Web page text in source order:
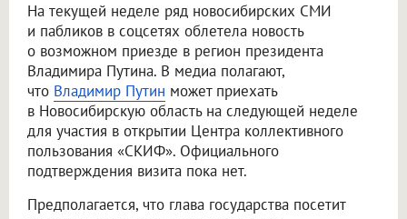
На текущей неделе ряд новосибирских СМИ
и пабликов в соцсетях облетела новость
о возможном приезде в регион президента
Владимира Путина. В медиа полагают,
что Владимир Путин может приехать
в Новосибирскую область на следующей неделе
для участия в открытии Центра коллективного
пользования «СКИФ». Официального
подтверждения визита пока нет.
Предполагается, что глава государства посетит